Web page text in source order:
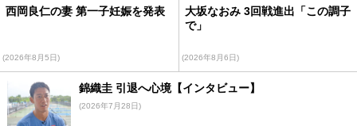
西岡良仁の妻 第一子妊娠を発表
(2026年8月5日)
大坂なおみ 3回戦進出「この調子
で」
(2026年8月6日)
錦織圭 引退へ心境【インタビュー】
(2026年7月28日)